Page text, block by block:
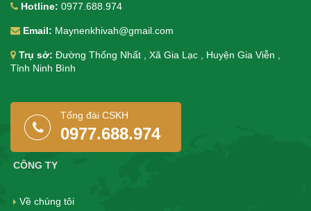
Hotline: 0977.688.974
Email: Maynenkhivah@gmail.com
Trụ sở: Đường Thống Nhất , Xã Gia Lạc , Huyện Gia Viễn ,
Tỉnh Ninh Bình
Tổng đài CSKH
0977.688.974
CÔNG TY
Về chúng tôi